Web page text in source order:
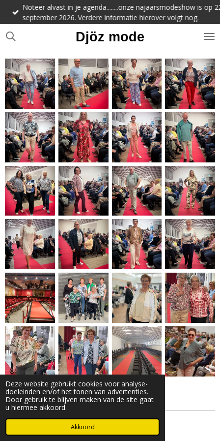
Deze website gebruikt cookies voor analyse-
doeleinden en/of het tonen van advertenties.
Door gebruik te blijven maken van de site gaat
u hiermee akkoord.
Akkoord
direct
naar
de
Djöz mode
Noteer alvast in je agenda........onze najaarsmodeshow is op 22
september 2026. Verdere informatie hierover volgt nog.
1 2
© 2025- 2026 Djöz mode